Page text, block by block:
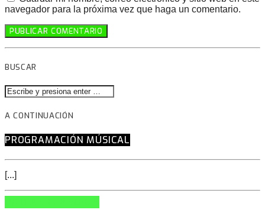
navegador para la próxima vez que haga un comentario.
BUSCAR
A CONTINUACIÓN
PROGRAMACIÓN MÚSICAL
[...]